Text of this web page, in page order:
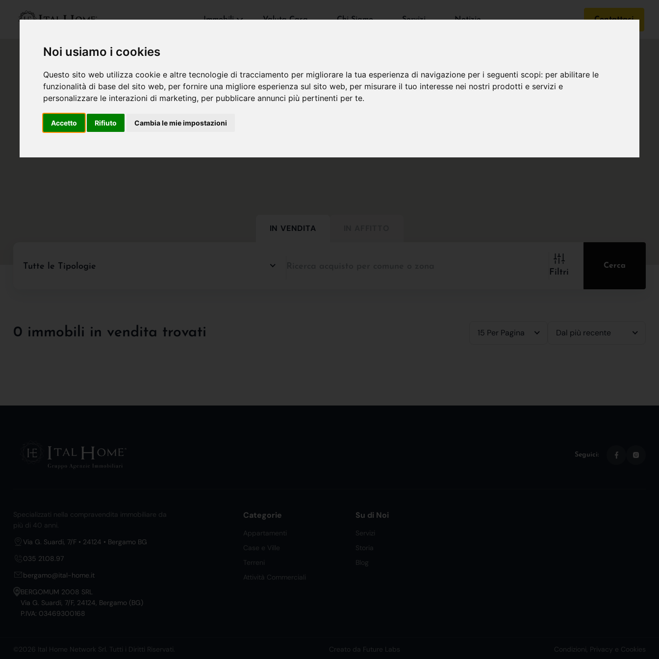
Noi usiamo i cookies
Questo sito web utilizza cookie e altre tecnologie di tracciamento per migliorare la tua esperienza di navigazione per i seguenti scopi: per abilitare le
funzionalità di base del sito web, per fornire una migliore esperienza sul sito web, per misurare il tuo interesse nei nostri prodotti e servizi e
personalizzare le interazioni di marketing, per pubblicare annunci più pertinenti per te.
Accetto Rifiuto Cambia le mie impostazioni
Immobili Valuta Casa Chi Siamo Servizi Notizie Contattaci
IN VENDITA
Tutte le Tipologie
Filtri
Cerca
0 immobili in vendita trovati 15 Per Pagina Dal più recente
Seguici:
Specializzati nella compravendita immobiliare da
più di 40 anni.
Via G. Suardi, 7/F • 24124 • Bergamo BG
035 21.08.97
bergamo@ital-home.it
BERGOMUM 2008 SRL
Via G. Suardi, 7/F, 24124, Bergamo (BG)
P.IVA: 03469300168
Categorie
Appartamenti
Case e Ville
Terreni
Attività Commerciali
Su di Noi
Servizi
Storia
Blog
©2026 Ital Home Network Srl. Tutti i Diritti Riservati. Creato da Future Labs Condizioni, Privacy e Cookies